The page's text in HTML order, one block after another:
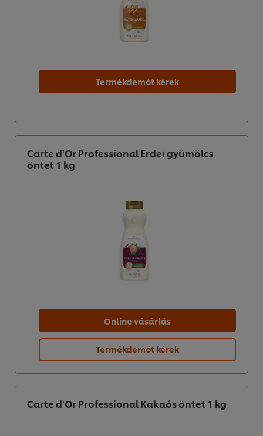
Termékdemót kérek
Carte d'Or Professional Erdei gyümölcs
öntet 1 kg
Online vásárlás
Termékdemót kérek
Carte d'Or Professional Kakaós öntet 1 kg